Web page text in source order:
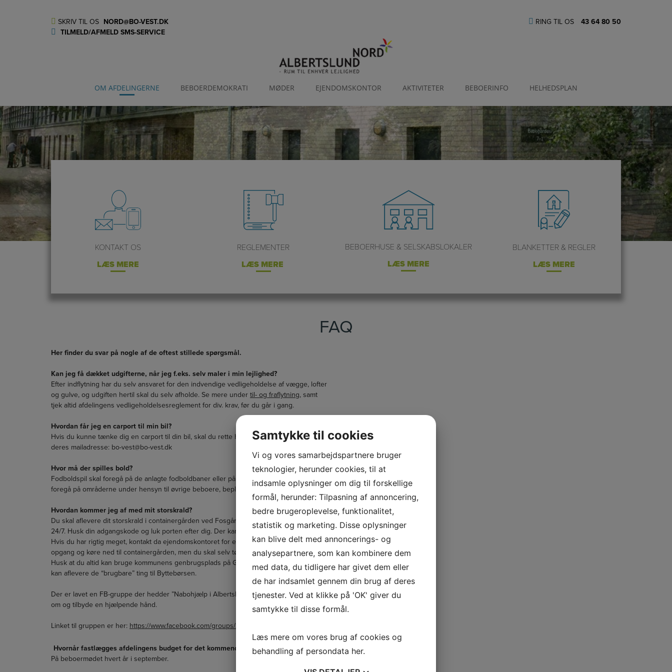
SKRIV TIL OS NORD@BO-VEST.DK
TILMELD/AFMELD SMS-SERVICE
RING TIL OS 43 64 80 50
OM AFDELINGERNE BEBOERDEMOKRATI MØDER EJENDOMSKONTOR AKTIVITETER BEBOERINFO HELHEDSPLAN
KONTAKT OS
LÆS MERE
REGLEMENTER
LÆS MERE
BEBOERHUSE & SELSKABSLOKALER
LÆS MERE
BLANKETTER & REGLER
LÆS MERE
FAQ
Her finder du svar på nogle af de oftest stillede spørgsmål.
Kan jeg få dækket udgifterne, når jeg f.eks. selv maler i min lejlighed?
Efter indflytning har du selv ansvaret for den indvendige vedligeholdelse af vægge, lofter
og gulve, og udgiften hertil skal du selv afholde. Se mere under til- og fraflytning, samt
tjek altid afdelingens vedligeholdelsesreglement for div. krav, før du går i gang.
Hvordan får jeg en carport til min bil?
Hvis du kunne tænke dig en carport til din bil, skal du rette henvendelse til BO-VEST på
deres mailadresse: bo-vest@bo-vest.dk
Hvor må der spilles bold?
Fodboldspil skal foregå på de anlagte fodboldbaner eller på fælleden. Øvrige boldspil kan
foregå på områderne under hensyn til øvrige beboere, be­plantning og vinduer.
Hvordan kommer jeg af med mit storskrald?
Du skal aflevere dit storskrald i containergården ved Fosgården 2/Lyngmosevej, alle dage
24/7. Husk din adgangskode og luk porten efter dig. Der kan du også hente en trækvogn.
Hvis du har rigtig meget, kontakt da ejendomskontoret for en trailer, som vi stiller ved din
opgang og køre ned til containergården, men du skal selv tømme den igen.
Husk at du altid kan bruge kommunens genbrugsplads på Gadsagervej 23. Hvor du også
kan aflevere de “brugbare” ting til Byttebørsen.
Der er lavet en FB-gruppe der hedder ”Nabohjælp i Albertslund Nord”, hvor du kan bede
om og tilbyde en hjælpende hånd.
Linket til gruppen er her: https://www.facebook.com/groups/332823518681682/
Hvornår fastlægges afdelingens budget for det kommende år?
På beboermødet hvert år i september.
Samtykke til cookies
Vi og vores samarbejdspartnere bruger
teknologier, herunder cookies, til at
indsamle oplysninger om dig til forskellige
formål, herunder: Tilpasning af annoncering,
bedre brugeroplevelse, funktionalitet,
statistik og marketing. Disse oplysninger
kan blive delt med annoncerings- og
analysepartnere, som kan kombinere dem
med data, du tidligere har givet dem eller
de har indsamlet gennem din brug af deres
tjenester. Ved at klikke på 'OK' giver du
samtykke til disse formål.
Læs mere om vores brug af cookies og
behandling af persondata her.